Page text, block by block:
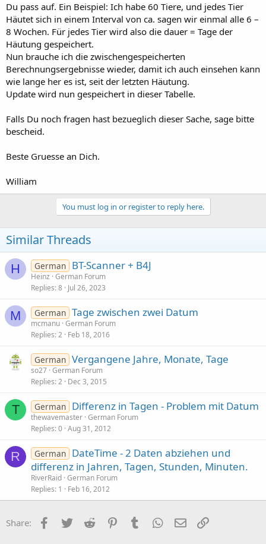
Du pass auf. Ein Beispiel: Ich habe 60 Tiere, und jedes Tier
Häutet sich in einem Interval von ca. sagen wir einmal alle 6 –
8 Wochen. Für jedes Tier wird also die dauer = Tage der
Häutung gespeichert.
Nun brauche ich die zwischengespeicherten
Berechnungsergebnisse wieder, damit ich auch einsehen kann
wie lange her es ist, seit der letzten Häutung.
Update wird nun gespeichert in dieser Tabelle.
Falls Du noch fragen hast bezueglich dieser Sache, sage bitte
bescheid.
Beste Gruesse an Dich.
William
You must log in or register to reply here.
Similar Threads
H German BT-Scanner + B4J
Heinz German Forum
Replies 8 Jul 26, 2023
M German Tage zwischen zwei Datum
mcmanu German Forum
Replies 2 Feb 18, 2016
German Vergangene Jahre, Monate, Tage
so27 German Forum
Replies 2 Dec 3, 2015
T German Differenz in Tagen - Problem mit Datum
thewavemaster German Forum
Replies 0 Aug 31, 2012
R German DateTime - 2 Daten abziehen und
differenz in Jahren, Tagen, Stunden, Minuten.
RiverRaid German Forum
Replies 1 Feb 16, 2012
Share: Facebook
Twitter Reddit PinterestTumblr WhatsApp
Email